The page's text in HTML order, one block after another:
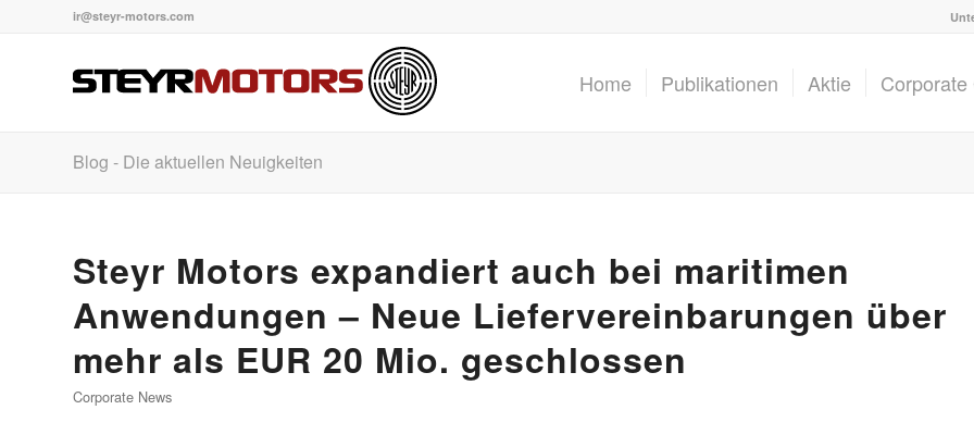
ir@steyr-motors.com
Home Publikationen Aktie
Blog - Die aktuellen Neuigkeiten
Steyr Motors expandiert auch bei maritimen
Anwendungen – Neue Liefervereinbarungen über
mehr als EUR 20 Mio. geschlossen
Corporate News